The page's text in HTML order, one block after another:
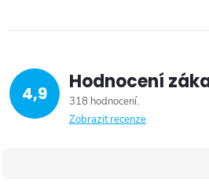
4,9 Hodnocení
318 hodnocení
Zobrazit recenze